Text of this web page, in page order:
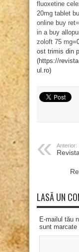
fluoxetine
20mg tablet
online buy ret=
in a buy
zoloft 75 mg
ost trimis din
(https://
ul.ro)
Anterior:
LASĂ UN
E-mailul tău
sunt marcate